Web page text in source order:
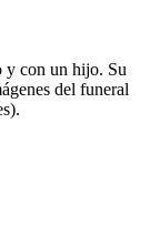
y con un hijo. Su
del funeral